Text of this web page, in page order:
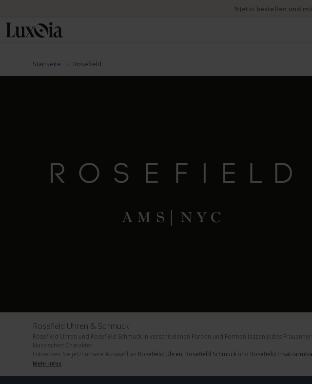
Startseite Rosefield
Rosefield Uhren & Schmuck
Rosefield Uhren und Rosefield Schmuck in verschiedenen Farben und Formen lassen jedes
klassischen Charakter.
Entdecken Sie jetzt unsere Auswahl an Rosefield Uhren, Rosefield Schmuck und Rosefield
Mehr Infos
✨Jetzt bestellen und